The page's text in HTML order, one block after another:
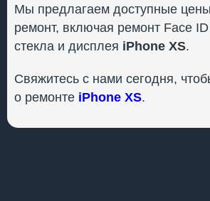
Мы предлагаем доступные
ремонт, включая ремонт Face
стекла и дисплея iPhone XS.
Свяжитесь с нами сегодня,
о ремонте iPhone XS.